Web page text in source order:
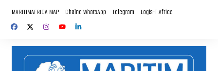
contenu
MARITIMAFRICA MAP Chaîne WhatsApp Telegram Logis-T Africa